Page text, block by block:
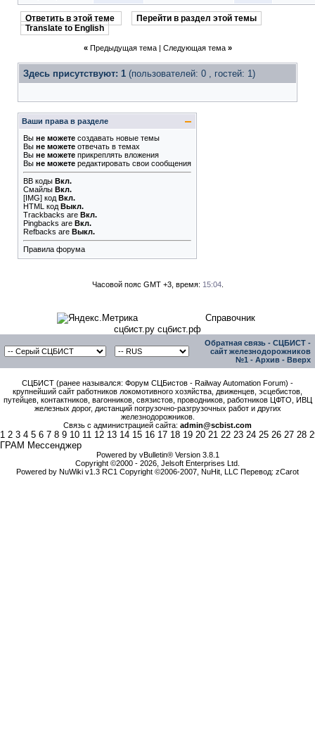
Ответить в этой теме
Перейти в раздел этой темы
Translate to English
« Предыдущая тема| Следующая тема »
Здесь присутствуют: 1 (пользователей: 0 , гостей: 1)
Ваши права в разделе
Вы не можете создавать новые темы
Вы не можете отвечать в темах
Вы не можете прикреплять вложения
Вы не можете редактировать свои сообщения
BB коды Вкл.
Смайлы Вкл.
[IMG] код Вкл.
HTML код Выкл.
Trackbacks are Вкл.
Pingbacks are Вкл.
Refbacks are Выкл.
Правила форума
Часовой пояс GMT +3, время: 15:04.
Справочник
сцбист.ру сцбист.рф
Обратная связь - СЦБИСТ -
сайт железнодорожников
№1 - Архив - Вверх
СЦБИСТ (ранее назывался: Форум СЦБистов - Railway Automation Forum) -
крупнейший сайт работников локомотивного хозяйства, движенцев, эсцебистов,
путейцев, контактников, вагонников, связистов, проводников, работников ЦФТО, ИВЦ
железных дорог, дистанций погрузочно-разгрузочных работ и других
железнодорожников.
Связь с администрацией сайта: admin@scbist.com
1 2 3 4 5 6 7 8 9 10 11 12 13 14 15 16 17 18 19 20 21 22 23 24 25 26 27 28
ГРАМ Мессенджер
Powered by vBulletin® Version 3.8.1
Copyright ©2000 - 2026, Jelsoft Enterprises Ltd.
Powered by NuWiki v1.3 RC1 Copyright ©2006-2007, NuHit, LLC Перевод: zCarot